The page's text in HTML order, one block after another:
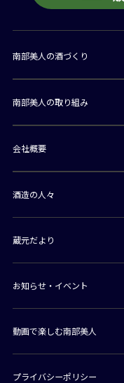
南部美人の酒づくり
南部美人の取り組み
会社概要
酒造の人々
蔵元だより
お知らせ・イベント
動画で楽しむ南部美人
プライバシーポリシー